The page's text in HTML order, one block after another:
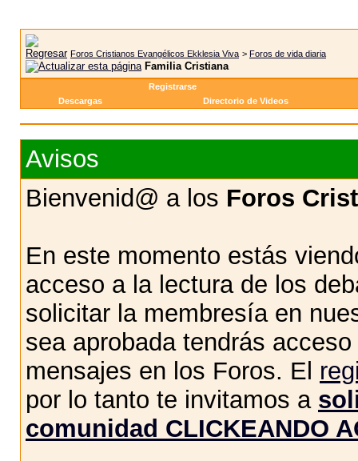
Foros Cristianos Evangélicos Ekklesia Viva > Foros de vida diaria
Familia Cristiana
Registrarse
Descargas
Directorio de Videos
Avisos
Bienvenid@ a los Foros
En este momento estás
acceso a la lectura de los
solicitar la membresía en
sea aprobada tendrás
mensajes en los Foros. El
por lo tanto te invitamos a
comunidad CLICKEANDO